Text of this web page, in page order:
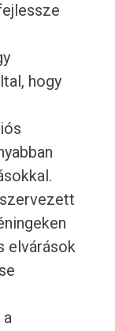
hogy
elvárások